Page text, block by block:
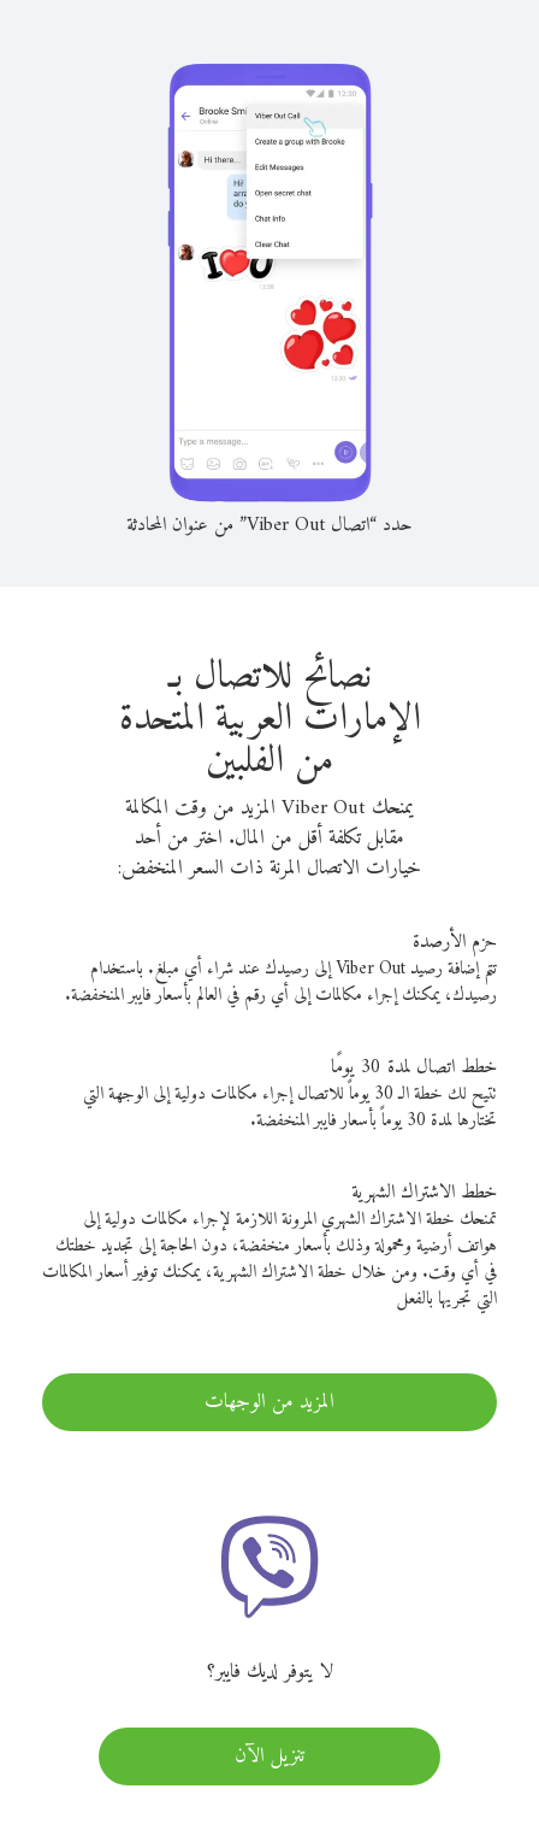
حدد “اتصال Viber Out” من عنوان المحادثة
نصائح للاتصال بـ
الإمارات العربية المتحدة
من الفلبين
يمنحك Viber Out المزيد من وقت المكالمة
مقابل تكلفة أقل من المال. اختر من أحد
خيارات الاتصال المرنة ذات السعر المنخفض:
حزم الأرصدة
تتم إضافة رصيد Viber Out إلى رصيدك عند شراء أي مبلغ. باستخدام
رصيدك، يمكنك إجراء مكالمات إلى أي رقم في العالم بأسعار فايبر المنخفضة.
خطط اتصال لمدة 30 يومًا
تتيح لك خطة الـ 30 يوماً للاتصال إجراء مكالمات دولية إلى الوجهة التي
تختارها لمدة 30 يوماً بأسعار فايبر المنخفضة.
خطط الاشتراك الشهرية
تمنحك خطة الاشتراك الشهري المرونة اللازمة لإجراء مكالمات دولية إلى
هواتف أرضية ومحمولة وذلك بأسعار منخفضة، دون الحاجة إلى تجديد خطتك
في أي وقت. ومن خلال خطة الاشتراك الشهرية، يمكنك توفير أسعار المكالمات
التي تجريها بالفعل
المزيد من الوجهات
لا يتوفر لديك فايبر؟
تنزيل الآن